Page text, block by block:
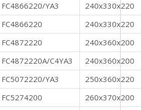
FC4866220/YA3
240x330x220
FC4866220
240x330x220
FC4872220
240x360x200
FC4872220A/C4YA3
240x360x200
FC5072220/YA3
250x360x220
FC5274200
260x370x200